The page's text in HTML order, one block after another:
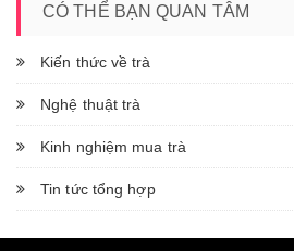
CÓ THỂ BẠN QUAN TÂM
Kiến thức về trà
Nghệ thuật trà
Kinh nghiệm mua trà
Tin tức tổng hợp